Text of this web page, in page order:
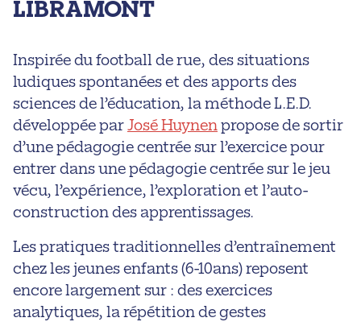
LIBRAMONT
Inspirée du football de rue, des situations
ludiques spontanées et des apports des
sciences de l’éducation, la méthode L.E.D.
développée par José Huynen propose de sortir
d’une pédagogie centrée sur l’exercice pour
entrer dans une pédagogie centrée sur le jeu
vécu, l’expérience, l’exploration et l’auto-
construction des apprentissages.
Les pratiques traditionnelles d’entraînement
chez les jeunes enfants (6-10ans) reposent
encore largement sur : des exercices
analytiques, la répétition de gestes